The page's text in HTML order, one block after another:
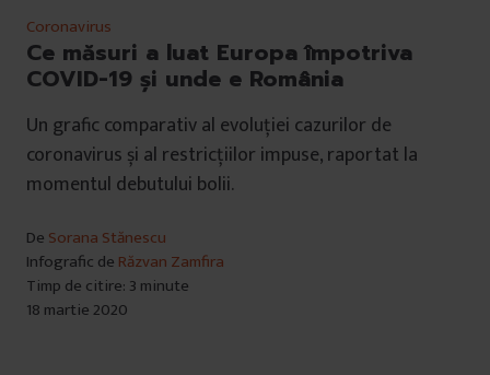
Coronavirus
Ce măsuri a luat Europa împotriva
COVID-19 și unde e România
Un grafic comparativ al evoluției cazurilor de
coronavirus și al restricțiilor impuse, raportat la
momentul debutului bolii.
De Sorana Stănescu
Infografic de Răzvan Zamfira
Timp de citire: 3 minute
18 martie 2020